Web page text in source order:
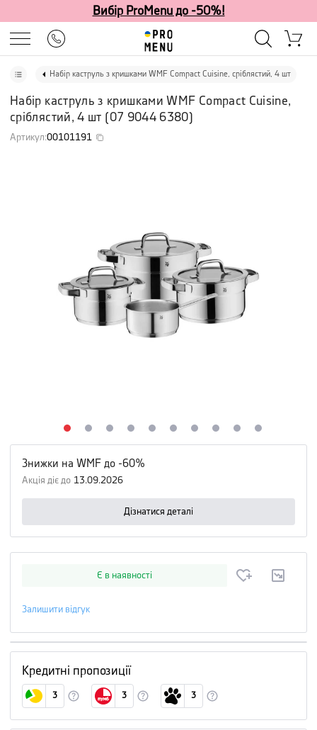
Вибір ProMenu до -50%!
Набір каструль з кришками WMF Compact Cuisine, сріблястий, 4 шт
Набір каструль з кришками WMF Compact Cuisine,
сріблястий, 4 шт (07 9044 6380)
Артикул:00101191
Знижки на WMF до -60%
Акція діє до 13.09.2026
Дізнатися деталі
Є в наявності
Залишити відгук
Кредитні пропозиції
3 3 3